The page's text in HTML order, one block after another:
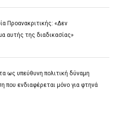
Προανακριτικής: «Δεν
αυτής της διαδικασίας»
ως υπεύθυνη πολιτική δύναμη
που ενδιαφέρεται μόνο για φτηνά